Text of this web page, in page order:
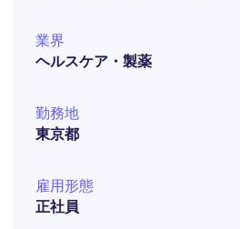
業界
ヘルスケア・製薬
勤務地
東京都
雇用形態
正社員